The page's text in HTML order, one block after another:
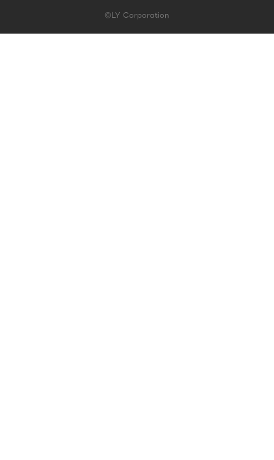
©LY Corporation
このコンテンツは掲載が終了しました | LINE占い